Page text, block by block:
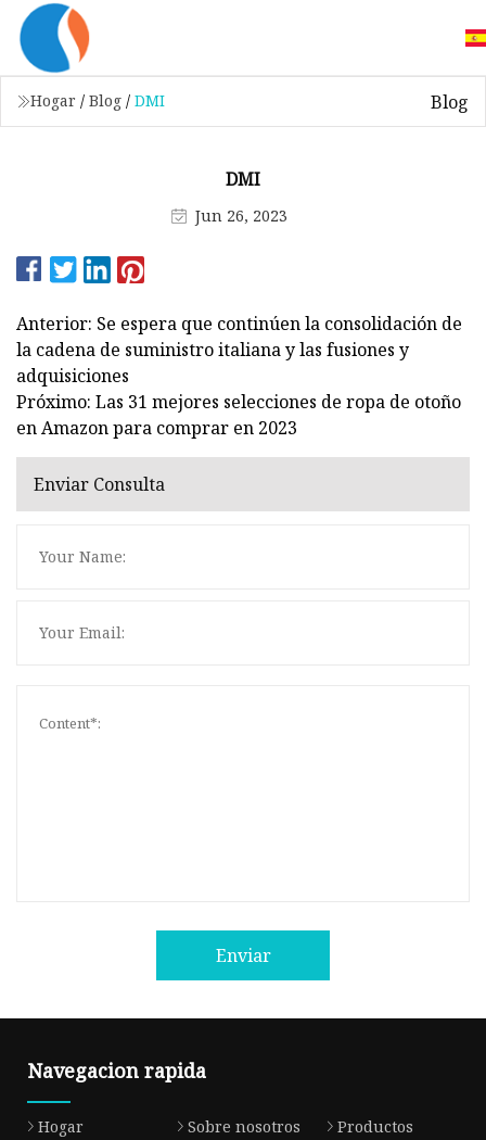
Hogar / Blog / DMI Blog
DMI
Jun 26, 2023
Anterior: Se espera que continúen la consolidación de
la cadena de suministro italiana y las fusiones y
adquisiciones
Próximo: Las 31 mejores selecciones de ropa de otoño
en Amazon para comprar en 2023
Enviar Consulta
Enviar
Navegacion rapida
Hogar Sobre nosotros
Productos